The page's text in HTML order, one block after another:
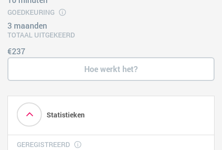
GOEDKEURING
3 maanden
TOTAAL UITGEKEERD
€237
Hoe werkt het?
Statistieken
GEREGISTREERD